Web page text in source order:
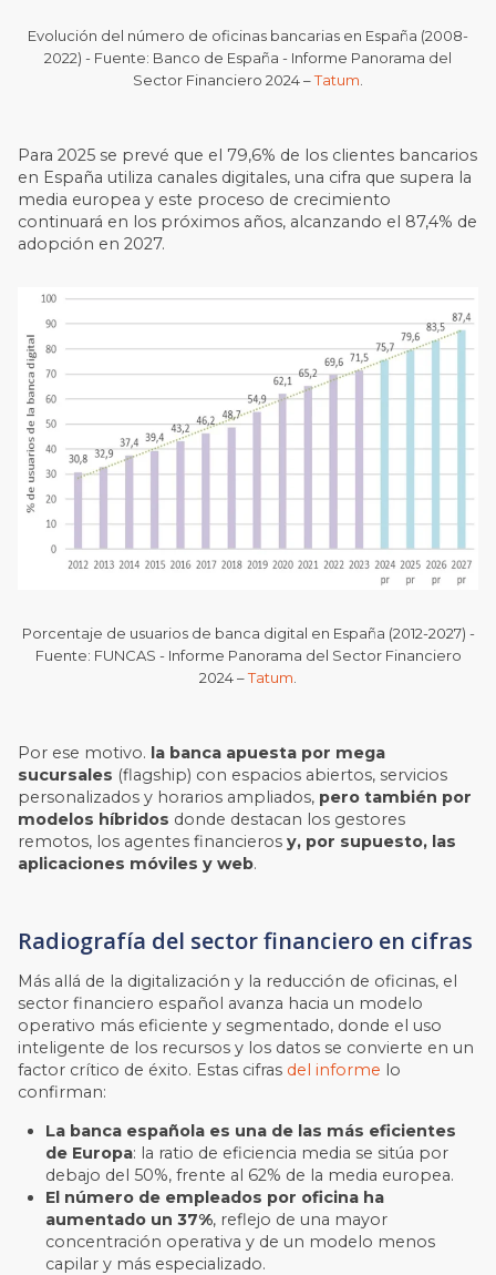
Evolución del número de oficinas bancarias en España (2008-
2022) - Fuente: Banco de España - Informe Panorama del
Sector Financiero 2024 –Tatum
Para 2025 se prevé que el 79,6% de los clientes bancarios
en España utiliza canales digitales, una cifra que supera la
media europea y este proceso de crecimiento
continuará en los próximos años, alcanzando el 87,4% de
adopción en 2027.
Porcentaje de usuarios de banca digital en España (2012-2027) -
Fuente: FUNCAS - Informe Panorama del Sector Financiero
2024 –Tatum
Por ese motivo. la banca apuesta por mega
sucursales (flagship) con espacios abiertos, servicios
personalizados y horarios ampliados, pero también por
modelos híbridos donde destacan los gestores
remotos, los agentes financieros y, por supuesto, las
aplicaciones móviles y web.
Radiografía del sector financiero en cifras
Más allá de la digitalización y la reducción de oficinas, el
sector financiero español avanza hacia un modelo
operativo más eficiente y segmentado, donde el uso
inteligente de los recursos y los datos se convierte en un
factor crítico de éxito. Estas cifras del informe lo
confirman:
La banca española es una de las más eficientes
de Europa: la ratio de eficiencia media se sitúa por
debajo del 50%, frente al 62% de la media europea.
El número de empleados por oficina ha
aumentado un 37%, reflejo de una mayor
concentración operativa y de un modelo menos
capilar y más especializado.